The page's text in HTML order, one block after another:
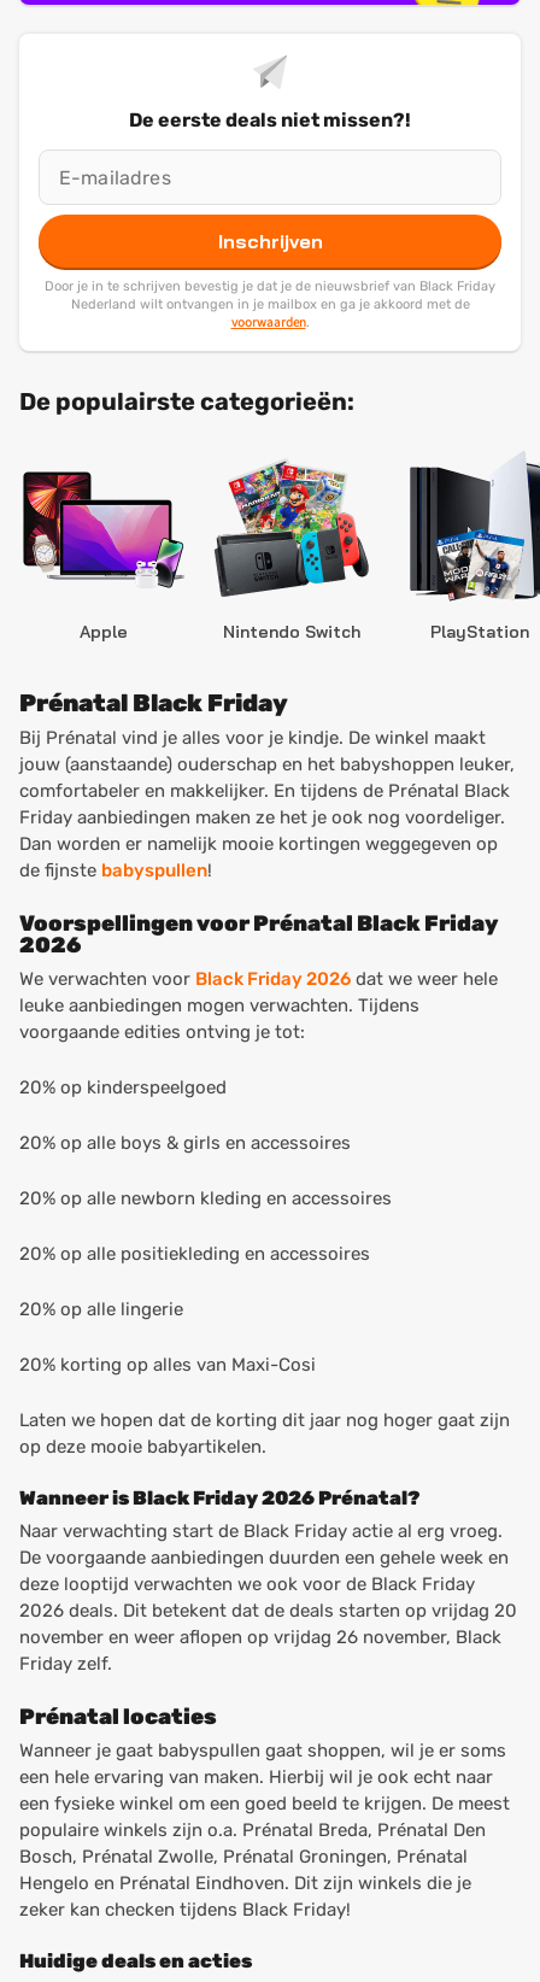
De eerste deals niet missen?!
Inschrijven
Door je in te schrijven bevestig je dat je de nieuwsbrief van Black Friday
Nederland wilt ontvangen in je mailbox en ga je akkoord met de
voorwaarden.
De populairste categorieën:
Apple Nintendo Switch PlayStation
Prénatal Black Friday
Bij Prénatal vind je alles voor je kindje. De winkel maakt
jouw (aanstaande) ouderschap en het babyshoppen leuker,
comfortabeler en makkelijker. En tijdens de Prénatal Black
Friday aanbiedingen maken ze het je ook nog voordeliger.
Dan worden er namelijk mooie kortingen weggegeven op
de fijnste babyspullen!
Voorspellingen voor Prénatal Black Friday
2026
We verwachten voor Black Friday 2026 dat we weer hele
leuke aanbiedingen mogen verwachten. Tijdens
voorgaande edities ontving je tot:
20% op kinderspeelgoed
20% op alle boys & girls en accessoires
20% op alle newborn kleding en accessoires
20% op alle positiekleding en accessoires
20% op alle lingerie
20% korting op alles van Maxi-Cosi
Laten we hopen dat de korting dit jaar nog hoger gaat zijn
op deze mooie babyartikelen.
Wanneer is Black Friday 2026 Prénatal?
Naar verwachting start de Black Friday actie al erg vroeg.
De voorgaande aanbiedingen duurden een gehele week en
deze looptijd verwachten we ook voor de Black Friday
2026 deals. Dit betekent dat de deals starten op vrijdag 20
november en weer aflopen op vrijdag 26 november, Black
Friday zelf.
Prénatal locaties
Wanneer je gaat babyspullen gaat shoppen, wil je er soms
een hele ervaring van maken. Hierbij wil je ook echt naar
een fysieke winkel om een goed beeld te krijgen. De meest
populaire winkels zijn o.a. Prénatal Breda, Prénatal Den
Bosch, Prénatal Zwolle, Prénatal Groningen, Prénatal
Hengelo en Prénatal Eindhoven. Dit zijn winkels die je
zeker kan checken tijdens Black Friday!
Huidige deals en acties